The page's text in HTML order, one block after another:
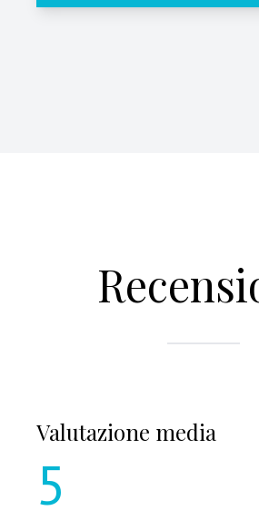
Valutazione media
5